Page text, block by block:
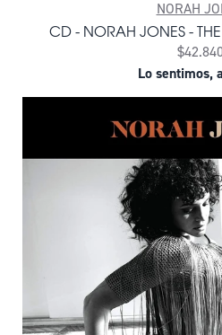
NORAH
CD - NORAH JONES -
$42.840
Lo sentimos,